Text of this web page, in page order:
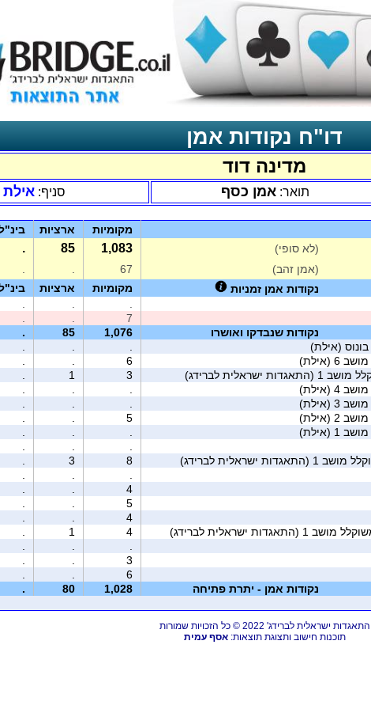
דו"ח נקודות אמן
מדינה דוד
תואר: אמן כסף סניף: אילת
מקומיות ארציות
(לא סופי) 1,083
85
.
(אמן זהב) 67
נקודות אמן זמניות מקומיות ארציות
7
נקודות שנבדקו ואושרו 1,076
85
.
בונוס (אילת)
מושב 6 (אילת) 6
3
1
מושב 4 (אילת)
מושב 3 (אילת)
מושב 2 (אילת) 5
מושב 1 (אילת)
8
3
4
5
4
4
1
3
6
נקודות אמן - יתרת פתיחה
1,028
80
.
התאגדות ישראלית לברידג' 2022 © כל הזכויות שמורות
תוכנות חישוב ותצוגת תוצאות:אסף עמית